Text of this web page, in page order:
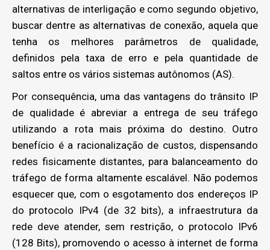
alternativas de interligação e como segundo objetivo,
buscar dentre as alternativas de conexão, aquela que
tenha os melhores parâmetros de qualidade,
definidos pela taxa de erro e pela quantidade de
saltos entre os vários sistemas autônomos (AS).
Por consequência, uma das vantagens do trânsito IP
de qualidade é abreviar a entrega de seu tráfego
utilizando a rota mais próxima do destino. Outro
benefício é a racionalização de custos, dispensando
redes fisicamente distantes, para balanceamento do
tráfego de forma altamente escalável. Não podemos
esquecer que, com o esgotamento dos endereços IP
do protocolo IPv4 (de 32 bits), a infraestrutura da
rede deve atender, sem restrição, o protocolo IPv6
(128 Bits), promovendo o acesso à internet de forma